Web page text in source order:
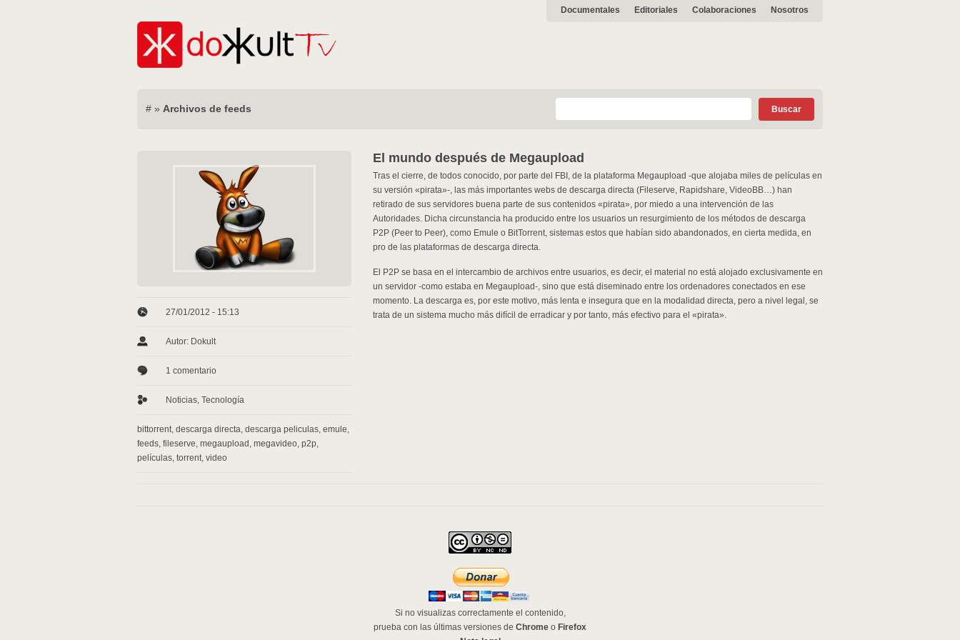
Documentales Editoriales Colaboraciones Nosotros
# » Archivos de feeds
27/01/2012 - 15:13
Autor: Dokult
1 comentario
Noticias, Tecnología
bittorrent, descarga directa, descarga peliculas, emule,
feeds, fileserve, megaupload , megavideo, p2p,
películas, torrent, video
El mundo después de Megaupload
Tras el cierre, de todos conocido, por parte del FBI, de la plataforma Megaupload -que alojaba miles de películas en
su versión «pirata»-, las más importantes webs de descarga directa (Fileserve, Rapidshare, VideoBB…) han
retirado de sus servidores buena parte de sus contenidos «pirata», por miedo a una intervención de las
Autoridades. Dicha circunstancia ha producido entre los usuarios un resurgimiento de los métodos de descarga
P2P (Peer to Peer), como Emule o BitTorrent, sistemas estos que habían sido abandonados, en cierta medida, en
pro de las plataformas de descarga directa.
El P2P se basa en el intercambio de archivos entre usuarios, es decir, el material no está alojado exclusivamente en
un servidor -como estaba en Megaupload-, sino que está diseminado entre los ordenadores conectados en ese
momento. La descarga es, por este motivo, más lenta e insegura que en la modalidad directa, pero a nivel legal, se
trata de un sistema mucho más difícil de erradicar y por tanto, más efectivo para el «pirata».
Si no visualizas correctamente el contenido,
prueba con las últimas versiones de Chrome o Firefox